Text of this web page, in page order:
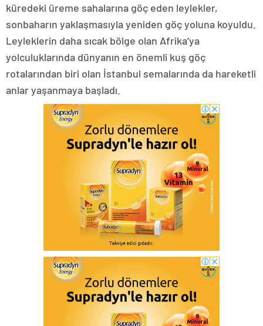
küredeki üreme sahalarına göç eden leylekler,
sonbaharın yaklaşmasıyla yeniden göç yoluna koyuldu.
Leyleklerin daha sıcak bölge olan Afrika’ya
yolculuklarında dünyanın en önemli kuş göç
rotalarından biri olan İstanbul semalarında da hareketli
anlar yaşanmaya başladı.